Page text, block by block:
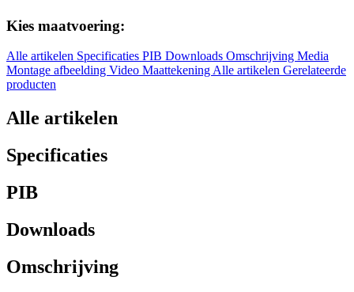
Kies maatvoering:
Alle artikelen Specificaties PIB Downloads Omschrijving Media
Montage afbeelding Video MaattekeningAlle artikelen Gerelateerde
producten
Alle artikelen
Specificaties
PIB
Downloads
Omschrijving